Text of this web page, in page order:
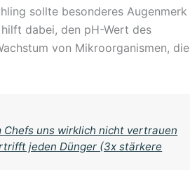
sollte besonderes Augenmerk
dabei, den pH-Wert des
von Mikroorganismen, die
uns wirklich nicht vertrauen
jeden Dünger (3x stärkere